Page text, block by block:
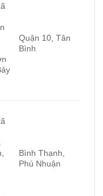
Quận 10, Tân
Bình
Bình Thạnh,
Phú Nhuận